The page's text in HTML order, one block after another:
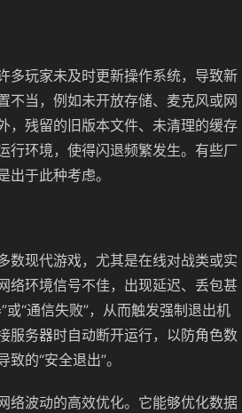
多玩家未及时更新操作系统，导致新
不当，例如未开放存储、麦克风或网
，残留的旧版本文件、未清理的缓存
行环境，使得闪退频繁发生。有些厂
于此种考虑。
数现代游戏，尤其是在线对战类或实
络环境信号不佳，出现延迟、丢包甚
“通信失败”，从而触发强制退出机
服务器时自动断开运行，以防角色数
的“安全退出”。
络波动的高效优化。它能够优化数据